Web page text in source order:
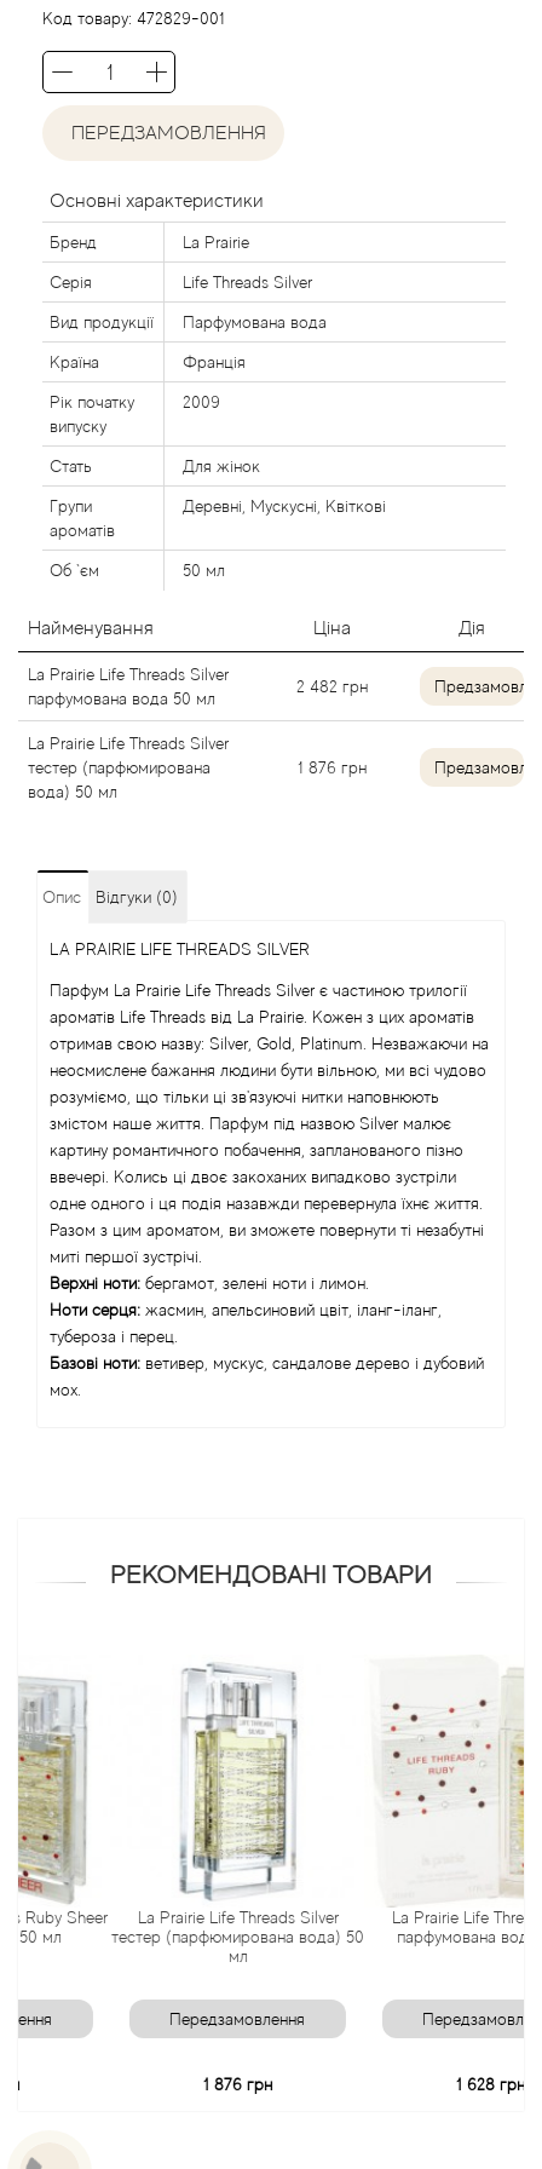
Код товару: 472829-001
ПЕРЕДЗАМОВЛЕННЯ
Основні характеристики
Бренд La Prairie
Серія Life Threads Silver
Вид продукції Парфумована вода
Країна Франція
Рік початку
випуску
2009
Стать Для жінок
Групи
ароматів
Деревні, Мускусні, Квіткові
Об `єм 50 мл
Найменування Ціна Дія
La Prairie Life Threads Silver
парфумована вода 50 мл
2 482 грн
La Prairie Life Threads Silver
тестер (парфюмирована
вода) 50 мл
1 876 грн
Опис Відгуки (0)
LA PRAIRIE LIFE THREADS SILVER
Парфум La Prairie Life Threads Silver є частиною трилогії
ароматів Life Threads від La Prairie. Кожен з цих ароматів
отримав свою назву: Silver, Gold, Platinum. Незважаючи на
неосмислене бажання людини бути вільною, ми всі чудово
розуміємо, що тільки ці зв'язуючі нитки наповнюють
змістом наше життя. Парфум під назвою Silver малює
картину романтичного побачення, запланованого пізно
ввечері. Колись ці двоє закоханих випадково зустріли
одне одного і ця подія назавжди перевернула їхнє життя.
Разом з цим ароматом, ви зможете повернути ті незабутні
миті першої зустрічі.
Верхні ноти: бергамот, зелені ноти і лимон.
Ноти серця: жасмин, апельсиновий цвіт, іланг-іланг,
тубероза і перец.
Базові ноти: ветивер, мускус, сандалове дерево і дубовий
мох.
РЕКОМЕНДОВАНІ ТОВАРИ
Sheer
La Prairie Life Threads Silver
тестер (парфюмирована вода) 50
Передзамовлення
1 876 грн
La Prairie Life Threads Ruby
парфумована вода 50 мл
Передзамовлення
1 628 грн
Agent Provocateur
Agonist
Aigner
Aj Arabia (Widian)
Ajmal
Al Haramain
Al Jazeera
Alaia Paris
Alexander McQueen
Alexandre Barthet
Alexandre J
Alfred Dunhill
Alyson Oldoini
American Crew
Amouage
Amouroud
Andre L'Arom
Angel Schlesser
Anima Mundi
Anna Sui
Annayake
Anne Fontaine
Antonio Banderas
Antonio Visconti
Aquolina
Arabesque Perfumes
Arabiyat
Aramis